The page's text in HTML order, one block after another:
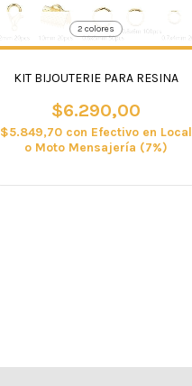
2 colores
KIT BIJOUTERIE PARA RESINA
$6.290,00
$5.849,70 con Efectivo en Local
o Moto Mensajería (7%)